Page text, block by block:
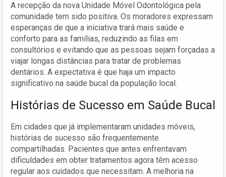
A recepção da nova Unidade Móvel Odontológica pela
comunidade tem sido positiva. Os moradores expressam
esperanças de que a iniciativa trará mais saúde e
conforto para as famílias, reduzindo as filas em
consultórios e evitando que as pessoas sejam forçadas a
viajar longas distâncias para tratar de problemas
dentários. A expectativa é que haja um impacto
significativo na saúde bucal da população local.
Histórias de Sucesso em Saúde Bucal
Em cidades que já implementaram unidades móveis,
histórias de sucesso são frequentemente
compartilhadas. Pacientes que antes enfrentavam
dificuldades em obter tratamentos agora têm acesso
regular aos cuidados que necessitam. A melhoria na